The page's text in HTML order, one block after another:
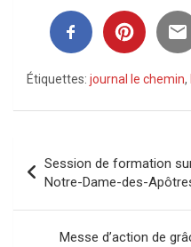
Étiquettes: journal le chemin,
de
l’article
Session de formation
Notre-Dame-des-
Messe d’action de